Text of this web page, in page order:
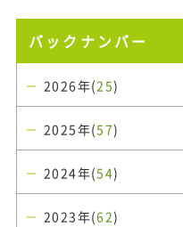
バックナンバー
2026年(25)
2025年(57)
2024年(54)
2023年(62)